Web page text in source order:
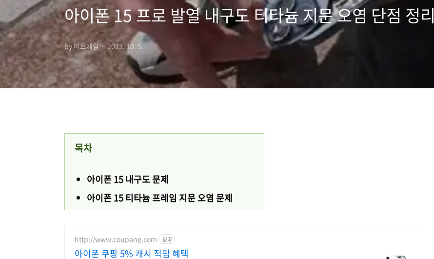
아이폰 15 프로 발열 내구도 티타늄 지문 오염 단점 정리
by 비트게임 2023. 10. 5.
목차
아이폰 15 내구도 문제
아이폰 15 티타늄 프레임 지문 오염 문제
http://www.coupang.com 광고
아이폰 쿠팡 5% 캐시 적립 혜택